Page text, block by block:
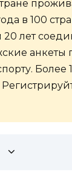
в 100
20 лет
анкеты
Более